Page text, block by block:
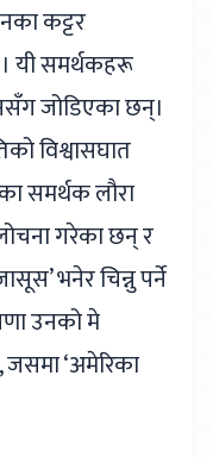
कट्टर
यी समर्थकहरू
जोडिएका छन्।
विश्वासघात
समर्थक लौरा
गरेका छन् र
भनेर चिन्नु पर्ने
उनको मे
जसमा ‘अमेरिका